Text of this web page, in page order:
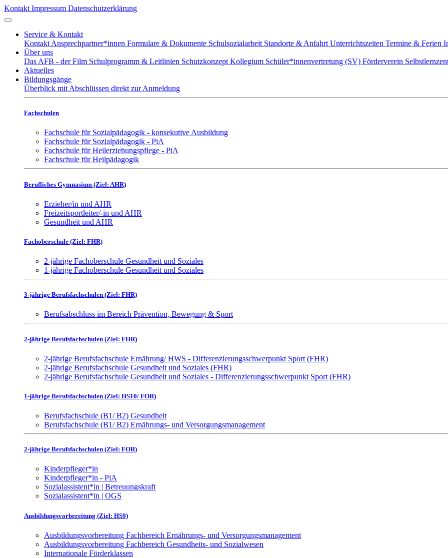
Kontakt Impressum Datenschutzerklärung
Service & Kontakt
Kontakt Ansprechpartner*innen Formulare & Dokumente Schulsozialarbeit Standorte & Anfahrt Unterrichtszeiten Termine & Ferien
Über uns
Das AFB - der Film Schulprogramm & Leitlinien Schutzkonzept Kollegium Schüler*innenvertretung (SV) Förderverein
Aktuelles
Bildungsgänge
Überblick mit Abschlüssen direkt zur Anmeldung
Fachschulen
Fachschule für Sozialpädagogik - konsekutive Ausbildung
Fachschule für Sozialpädagogik - PiA
Fachschule für Heilerziehungspflege - PiA
Fachschule für Heilpädagogik
Berufliches Gymnasium (Ziel: AHR)
Erzieher/in und AHR
Freizeitsportleiter/-in und AHR
Gesundheit und AHR
Fachoberschule (Ziel: FHR)
2-jährige Fachoberschule Gesundheit und Soziales
1-jährige Fachoberschule Gesundheit und Soziales
3-jährige Berufsfachschulen (Ziel: FHR)
Berufsabschluss im Bereich Prävention, Bewegung & Sport
2-jährige Berufsfachschulen (Ziel: FHR)
2-jährige Berufsfachschule Ernährung/ HWS - Differenzierungsschwerpunkt Sport (FHR)
2-jährige Berufsfachschule Gesundheit und Soziales (FHR)
2-jährige Berufsfachschule Gesundheit und Soziales - Differenzierungsschwerpunkt Sport (FHR)
1-jährige Berufsfachschulen (Ziel: HS10/ FOR)
Berufsfachschule (B1/ B2) Gesundheit
Berufsfachschule (B1/ B2) Ernährungs- und Versorgungsmanagement
2-jährige Berufsfachschulen (Ziel: FOR)
Kinderpfleger*in
Kinderpfleger*in - PiA
Sozialassistent*in | Betreuungskraft
Sozialassistent*in | OGS
Ausbildungsvorbereitung (Ziel: HS9)
Ausbildungsvorbereitung Fachbereich Ernährungs- und Versorgungsmanagement
Ausbildungsvorbereitung Fachbereich Gesundheits- und Sozialwesen
Internationale Förderklassen